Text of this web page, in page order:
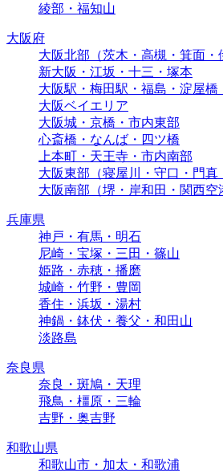
綾部・福知山
大阪府
大阪北部（茨木・高槻・箕面・
新大阪・江坂・十三・塚本
大阪駅・梅田駅・福島・淀屋橋
大阪ベイエリア
大阪城・京橋・市内東部
心斎橋・なんば・四ツ橋
上本町・天王寺・市内南部
大阪東部（寝屋川・守口・門真
大阪南部（堺・岸和田・関西空
兵庫県
神戸・有馬・明石
尼崎・宝塚・三田・篠山
姫路・赤穂・播磨
城崎・竹野・豊岡
香住・浜坂・湯村
神鍋・鉢伏・養父・和田山
淡路島
奈良県
奈良・斑鳩・天理
飛鳥・橿原・三輪
吉野・奥吉野
和歌山県
和歌山市・加太・和歌浦